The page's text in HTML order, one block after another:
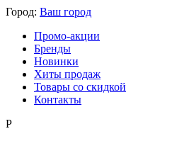
Город: Ваш город
Промо-акции
Бренды
Новинки
Хиты продаж
Товары со скидкой
Контакты
Р